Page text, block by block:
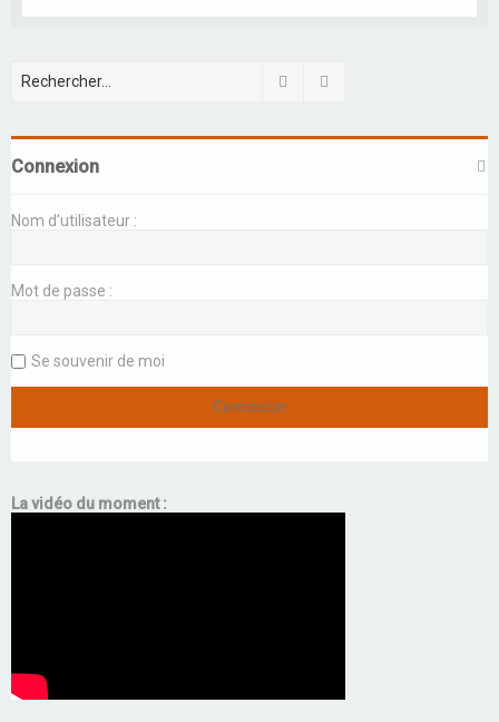
Rechercher
Connexion
Nom d’utilisateur :
Mot de passe :
Se souvenir de moi
La vidéo du moment :